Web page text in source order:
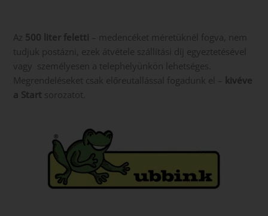
Az 500 liter feletti – medencéket méretüknél fogva, nem
tudjuk postázni, ezek átvétele szállítási díj egyeztetésével
vagy személyesen a telephelyünkön lehetséges.
Megrendeléseket csak előreutallással fogadunk el – kivéve
a Start sorozatot.